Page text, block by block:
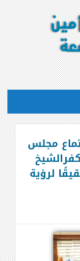
مجلس
لرؤية